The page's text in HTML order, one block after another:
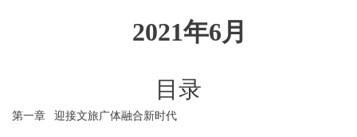
2021年6月
目录
第一章 迎接文旅广体融合新时代